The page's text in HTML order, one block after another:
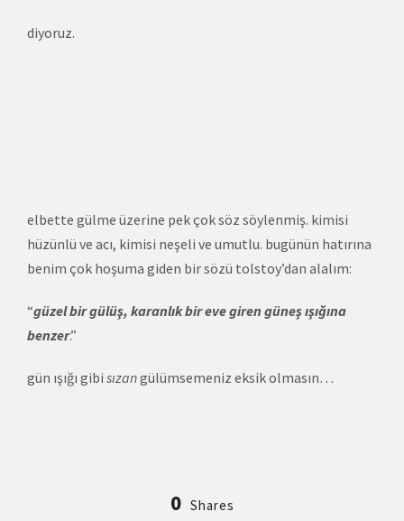
diyoruz.
elbette gülme üzerine pek çok söz söylenmiş. kimisi
hüzünlü ve acı, kimisi neşeli ve umutlu. bugünün hatırına
benim çok hoşuma giden bir sözü tolstoy’dan alalım:
“güzel bir gülüş, karanlık bir eve giren güneş ışığına
benzer.”
gün ışığı gibi sızangülümsemeniz eksik olmasın…
0 Shares